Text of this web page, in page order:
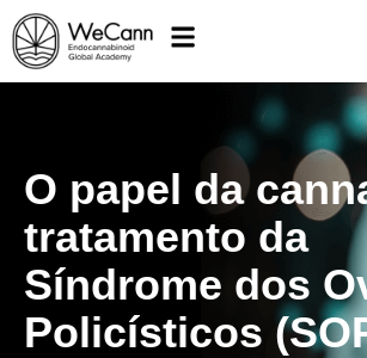
O papel da
tratamento da
Síndrome dos
Policísticos